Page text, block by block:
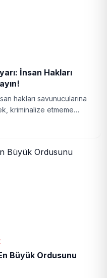
İnsan Hakları
hakları savunucularına
kriminalize etmeme
Büyük Ordusunu